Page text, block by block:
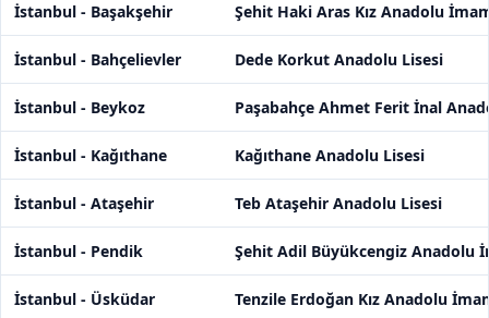
İstanbul - Başakşehir Şehit Haki Aras Kız Anadolu
İstanbul - Bahçelievler Dede Korkut Anadolu Lisesi
İstanbul - Beykoz Paşabahçe Ahmet Ferit İnal
İstanbul - Kağıthane Kağıthane Anadolu Lisesi
İstanbul - Ataşehir Teb Ataşehir Anadolu Lisesi
İstanbul - Pendik Şehit Adil Büyükcengiz Anadolu
İstanbul - Üsküdar Tenzile Erdoğan Kız Anadolu